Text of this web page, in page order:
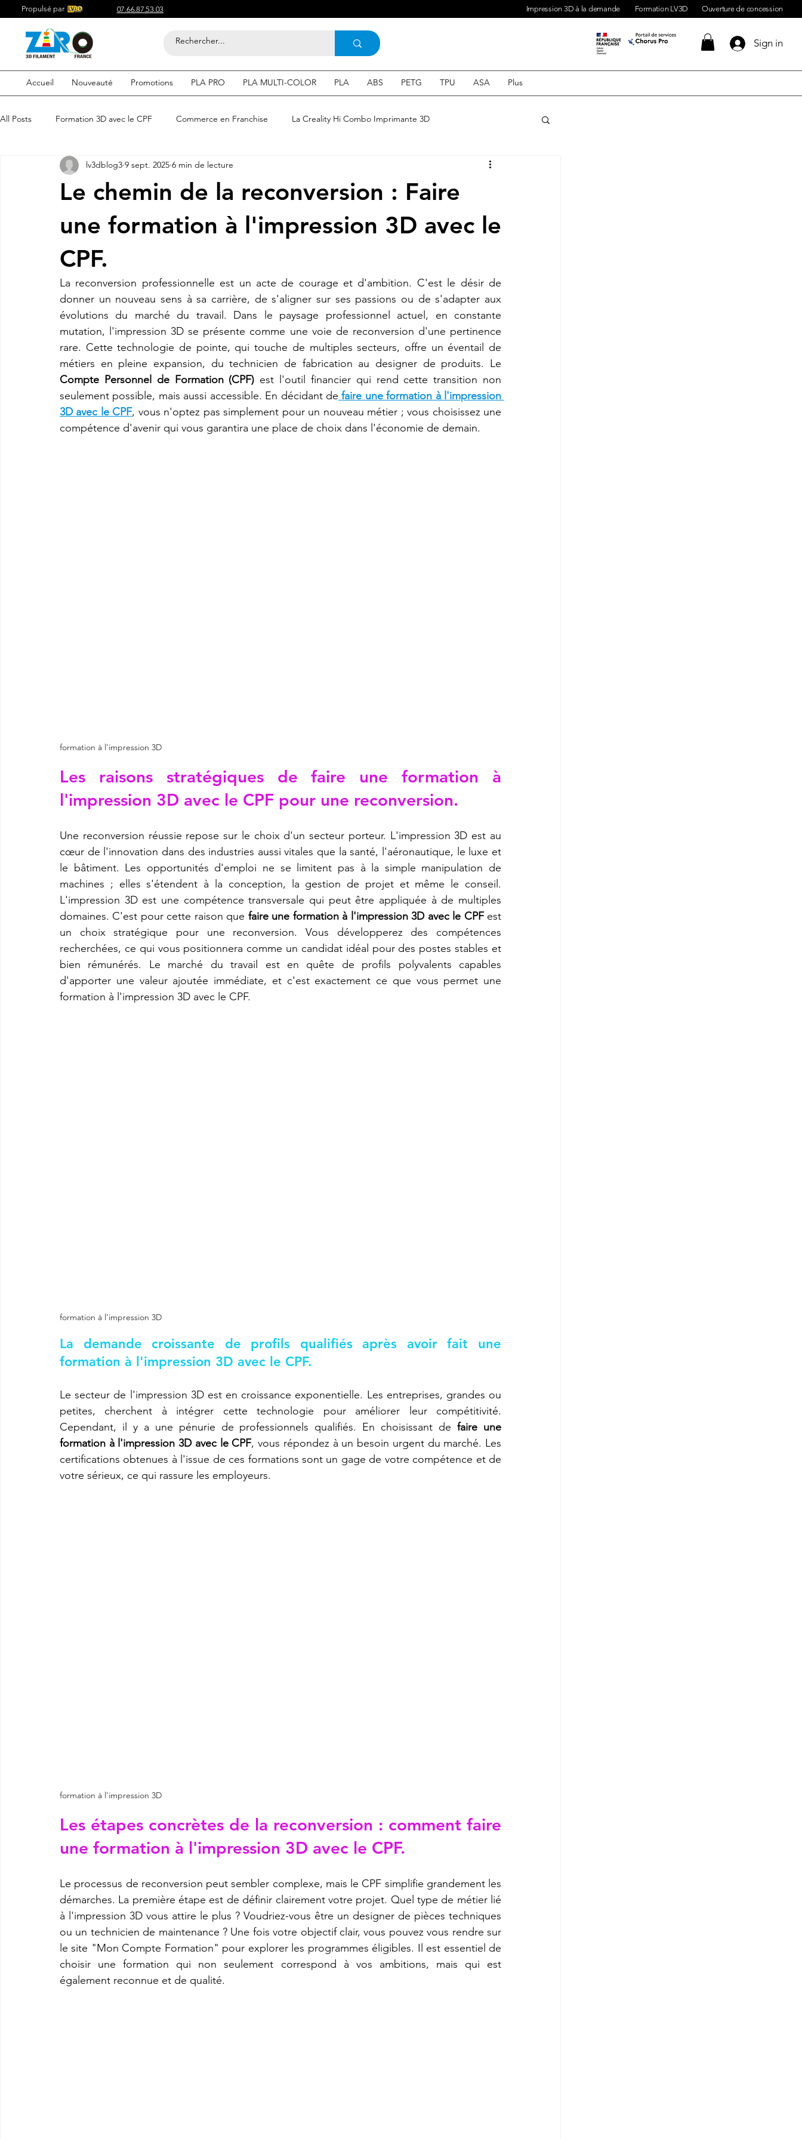
Propulsé par 07.66.87.53.03 Impression 3D à la demande Formation LV3D Ouverture de concession
Sign in
Accueil Nouveauté Promotions PLA PRO PLA MULTI-COLOR PLA ABS PETG TPU ASA Plus
All Posts Formation 3D avec le CPF Commerce en Franchise La Creality Hi Combo Imprimante 3D
Acheter du Filament 3D pour Compétitif du Filament 3D
Acheter du Filament 3D Impression 3d en ligne Acheter une machine 3D
etre visible sur google
imprimante3d Creality K2 plus combo Imprimante 3d prix Refaire une pièce imprimante 3D K2 Plus Combo
CREALITY SPARKX i7 Color Combo SNAPMAKER U1
Le chemin de la reconversion : Faire
une formation à l'impression 3D avec le
CPF.
lv3dblog3 9 sept. 2025 6 min de lecture
La reconversion professionnelle est un acte de courage et d'ambition. C'est le désir de
donner un nouveau sens à sa carrière, de s'aligner sur ses passions ou de s'adapter aux
évolutions du marché du travail. Dans le paysage professionnel actuel, en constante
mutation, l'impression 3D se présente comme une voie de reconversion d'une pertinence
rare. Cette technologie de pointe, qui touche de multiples secteurs, offre un éventail de
Compte Personnel de Formation (CPF) est l'outil financier qui rend cette transition non
seulement possible, mais aussi accessible. En décidant de faire une formation à l'impression
3D avec le CPF, vous n'optez pas simplement pour un nouveau métier ; vous choisissez une
compétence d'avenir qui vous garantira une place de choix dans l'économie de demain.
formation à l'impression 3D
Les raisons stratégiques de faire une formation à
l'impression 3D avec le CPF pour une reconversion.
Une reconversion réussie repose sur le choix d'un secteur porteur. L'impression 3D est au
cœur de l'innovation dans des industries aussi vitales que la santé, l'aéronautique, le luxe et
le bâtiment. Les opportunités d'emploi ne se limitent pas à la simple manipulation de
machines ; elles s'étendent à la conception, la gestion de projet et même le conseil.
L'impression 3D est une compétence transversale qui peut être appliquée à de multiples
domaines. C'est pour cette raison que faire une formation à l'impression 3D avec le CPF est
un choix stratégique pour une reconversion. Vous développerez des compétences
recherchées, ce qui vous positionnera comme un candidat idéal pour des postes stables et
bien rémunérés. Le marché du travail est en quête de profils polyvalents capables
d'apporter une valeur ajoutée immédiate, et c'est exactement ce que vous permet une
formation à l'impression 3D avec le CPF.
formation à l'impression 3D
La demande croissante de profils qualifiés après avoir fait une
formation à l'impression 3D avec le CPF.
Le secteur de l'impression 3D est en croissance exponentielle. Les entreprises, grandes ou
petites, cherchent à intégrer cette technologie pour améliorer leur compétitivité.
Cependant, il y a une pénurie de professionnels qualifiés. En choisissant de faire une
formation à l'impression 3D avec le CPF, vous répondez à un besoin urgent du marché. Les
certifications obtenues à l'issue de ces formations sont un gage de votre compétence et de
votre sérieux, ce qui rassure les employeurs.
formation à l'impression 3D
Les étapes concrètes de la reconversion : comment faire
une formation à l'impression 3D avec le CPF.
Le processus de reconversion peut sembler complexe, mais le CPF simplifie grandement les
démarches. La première étape est de définir clairement votre projet. Quel type de métier lié
à l'impression 3D vous attire le plus ? Voudriez-vous être un designer de pièces techniques
ou un technicien de maintenance ? Une fois votre objectif clair, vous pouvez vous rendre sur
le site "Mon Compte Formation" pour explorer les programmes éligibles. Il est essentiel de
choisir une formation qui non seulement correspond à vos ambitions, mais qui est
également reconnue et de qualité.